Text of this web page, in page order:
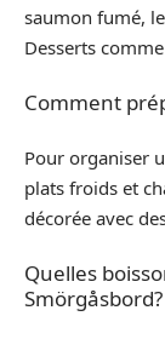
saumon fumé,
Desserts
Comment
Pour organiser
plats froids et
décorée avec
Quelles
Smörgåsbord?